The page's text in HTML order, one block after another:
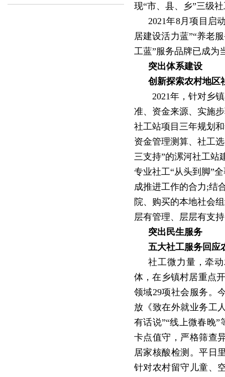
现“市、县、乡”三级
2021年8月项目启
居建设活力蓝”“养老
工蓝”服务品牌已成为
突出体系建设
创新探索农村地区
2021年，针对乡
准、资金来源、实施
社工站项目三年规划
资金管理测算、社工
三支持”的漯河社工站
专业社工“从头到脚”
成推进工作的合力;结
院、购买的本地社会
层有管理、层层有支
突出民生服务
五大社工服务回应
社工微力量，牵
体，在乡镇村居重点
领域29项社会服务。
放《致在外就业务工
有话说”“线上微春晚
卡点值守，严格筛查
居家核酸检测。平日
针对农村留守儿童、